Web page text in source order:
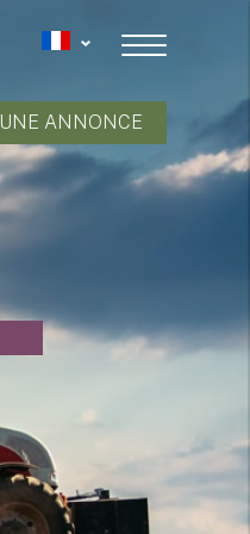
ANNONCE